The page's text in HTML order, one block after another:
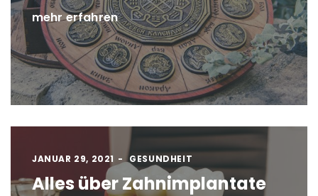
mehr erfahren
JANUAR 29, 2021 GESUNDHEIT
Alles über Zahnimplantate